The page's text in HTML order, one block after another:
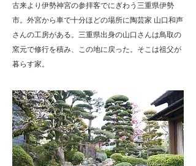
古来より伊勢神宮の参拝客でにぎわう三重県伊勢
市。外宮から車で十分ほどの場所に陶芸家 山口和声
さんの工房がある。三重県出身の山口さんは鳥取の
窯元で修行を積み、この地に戻った。そこは祖父が
暮らす家。